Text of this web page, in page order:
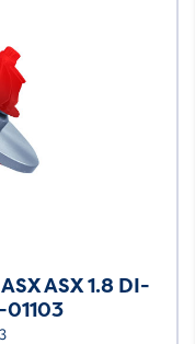
ASX 1.8 DI-
01103